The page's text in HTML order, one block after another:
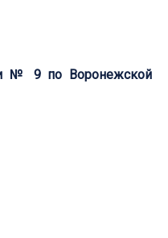
№ 9 по Воронежской